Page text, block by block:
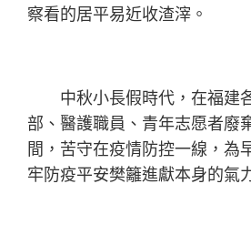
察看的居平易近收渣滓。
中秋小長假時代，在福建
部、醫護職員、青年志愿者廢
間，苦守在疫情防控一線，為
牢防疫平安樊籬進獻本身的氣